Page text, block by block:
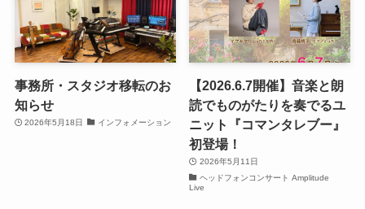
事務所・スタジオ移転のお
知らせ
2026年5月18日 インフォメーション
【2026.6.7開催】音楽と朗
読でものがたりを奏でるユ
ニット『コマンタレブー』
初登場！
2026年5月11日
ヘッドフォンコンサート Amplitude
Live